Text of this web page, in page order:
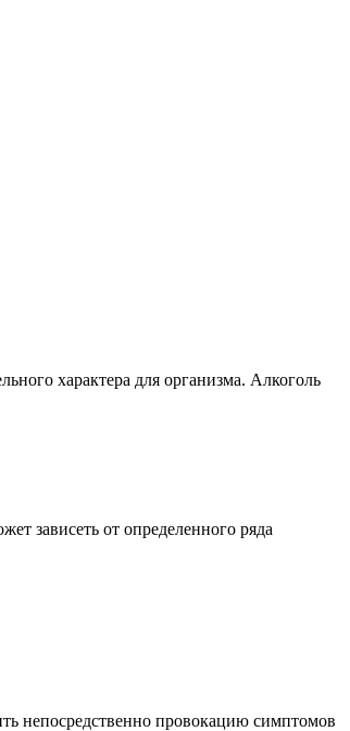
характера для организма. Алкоголь
зависеть от определенного ряда
непосредственно провокацию симптомов